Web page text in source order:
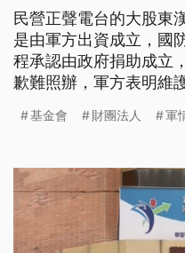
民營正聲電台的大股東
是由軍方出資成立，國
程承認由政府捐助成立
歉難照辦，軍方表明維
基金會 財團法人 軍